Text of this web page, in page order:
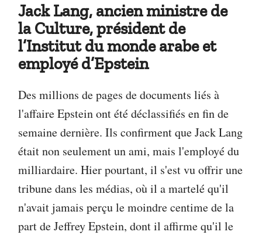
Jack Lang, ancien ministre de
la Culture, président de
l’Institut du monde arabe et
employé d’Epstein
Des millions de pages de documents liés à
l'affaire Epstein ont été déclassifiés en fin de
semaine dernière. Ils confirment que Jack Lang
était non seulement un ami, mais l'employé du
milliardaire. Hier pourtant, il s'est vu offrir une
tribune dans les médias, où il a martelé qu'il
n'avait jamais perçu le moindre centime de la
part de Jeffrey Epstein, dont il affirme qu'il le